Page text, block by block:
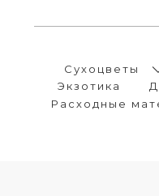
Сухоцветы
Экзотика
Расходные